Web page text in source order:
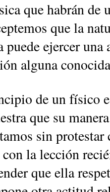
que habrán de
que la
puede ejercer
alguna
de un físico
que su
sin
la lección
que ella